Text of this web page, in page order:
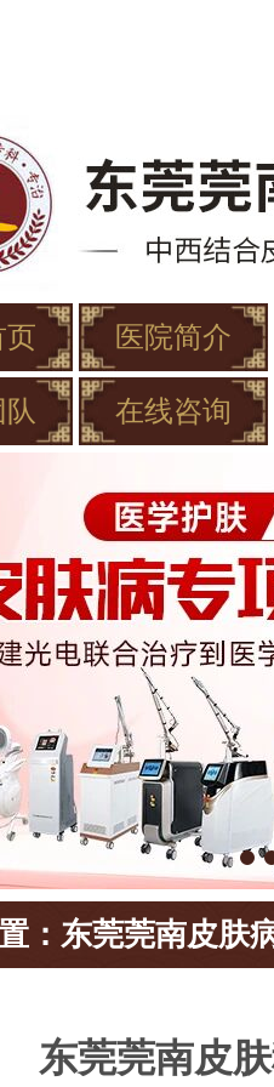
页 医院简介
在线咨询
： 东莞莞南皮肤
东莞莞南皮